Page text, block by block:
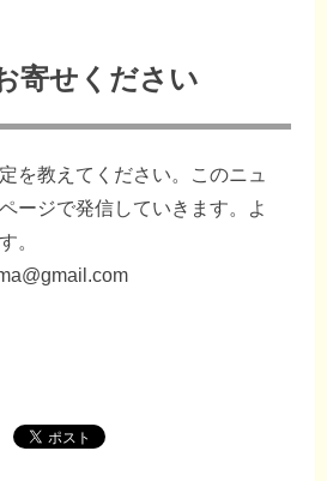
寄せください
を教えてください。このニュ
ージで発信していきます。よ
。